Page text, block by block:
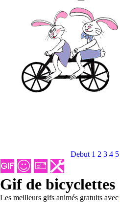
Debut 1 2 3 4 5
Gif de bicyclettes
Les meilleurs gifs animés gratuits avec